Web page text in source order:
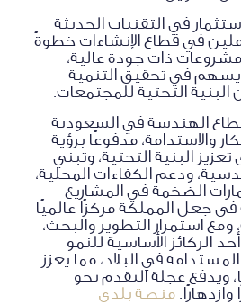
في التقنيات الحديثة
في قطاع الإنشاءات خطوةً
ذات جودة عالية،
يسهم في تحقيق التنمية
التحتية للمجتمعات.
الهندسة في السعودية
والاستدامة، مدفوعًا برؤية
تعزيز البنية التحتية، وتبني
ودعم الكفاءات المحلية،
الضخمة في المشاريع
جعل المملكة مركزًا عالميًا
استمرار التطوير والبحث،
الركائز الأساسية للنمو
في البلاد، مما يعزز
ويدفع عجلة التقدم نحو
منصة بلدي